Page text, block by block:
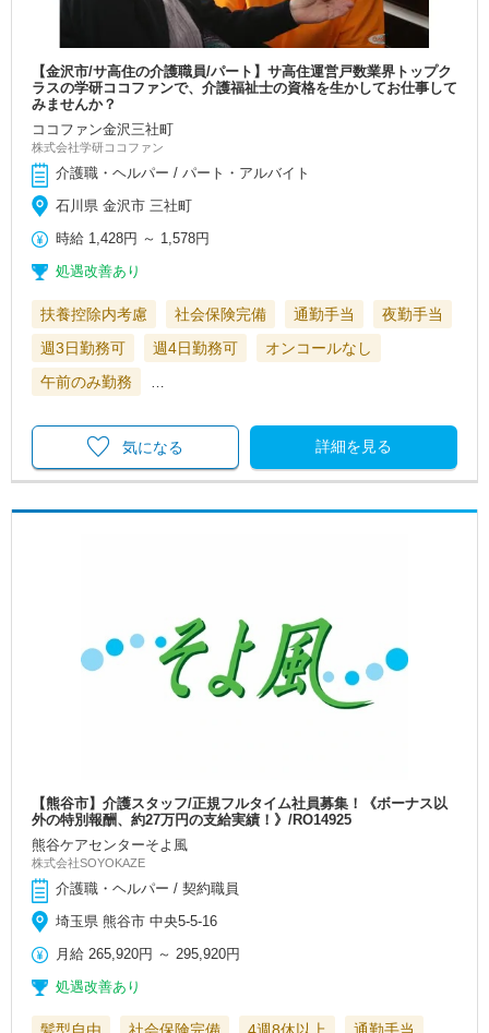
【金沢市/サ高住の介護職員/パート】サ高住運営戸数業界トップク
ラスの学研ココファンで、介護福祉士の資格を生かしてお仕事して
みませんか？
ココファン金沢三社町
株式会社学研ココファン
介護職・ヘルパー / パート・アルバイト
石川県 金沢市 三社町
時給 1,428円 ～ 1,578円
処遇改善あり
扶養控除内考慮 社会保険完備 通勤手当
夜勤手当
週3日勤務可
週4日勤務可
オンコールなし
午前のみ勤務
…
詳細を見る
気になる
【熊谷市】介護スタッフ/正規フルタイム社員募集！《ボーナス以
外の特別報酬、約27万円の支給実績！》/RO14925
熊谷ケアセンターそよ風
株式会社SOYOKAZE
介護職・ヘルパー / 契約職員
埼玉県 熊谷市 中央5-5-16
月給 265,920円 ～295,920円
処遇改善あり